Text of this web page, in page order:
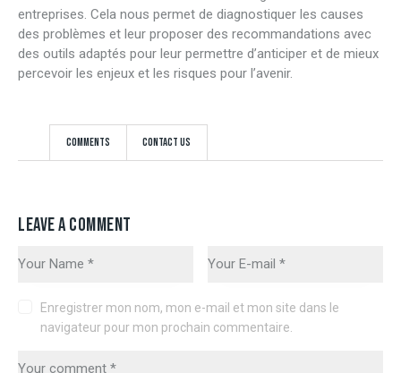
entreprises. Cela nous permet de diagnostiquer les causes
des problèmes et leur proposer des recommandations avec
des outils adaptés pour leur permettre d’anticiper et de mieux
percevoir les enjeux et les risques pour l’avenir.
Comments Contact Us
LEAVE A COMMENT
Enregistrer mon nom, mon e-mail et mon site dans le
navigateur pour mon prochain commentaire.